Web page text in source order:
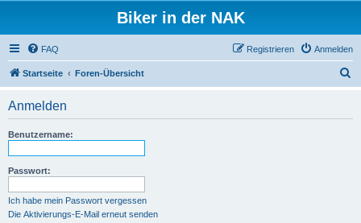
Biker in der NAK
FAQ Anmelden
Registrieren
Startseite Foren-Übersicht
Anmelden
Benutzername:
Passwort:
Ich habe mein Passwort vergessen
Die Aktivierungs-E-Mail erneut senden